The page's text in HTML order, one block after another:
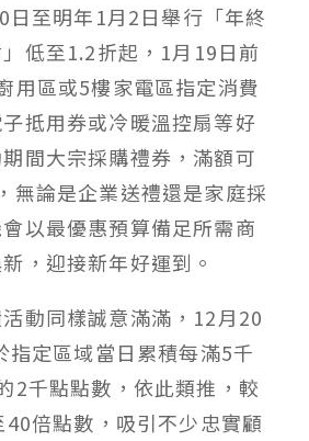
日至明年1月2日舉行「年終
低至1.2折起，1月19日前
用區或5樓家電區指定消費
抵用券或冷暖溫控扇等好
間大宗採購禮券，滿額可
無論是企業送禮還是家庭採
以最優惠預算備足所需商
，迎接新年好運到。
動同樣誠意滿滿，12月20
指定區域當日累積每滿5千
2千點點數，依此類推，較
倍點數，吸引不少忠實顧